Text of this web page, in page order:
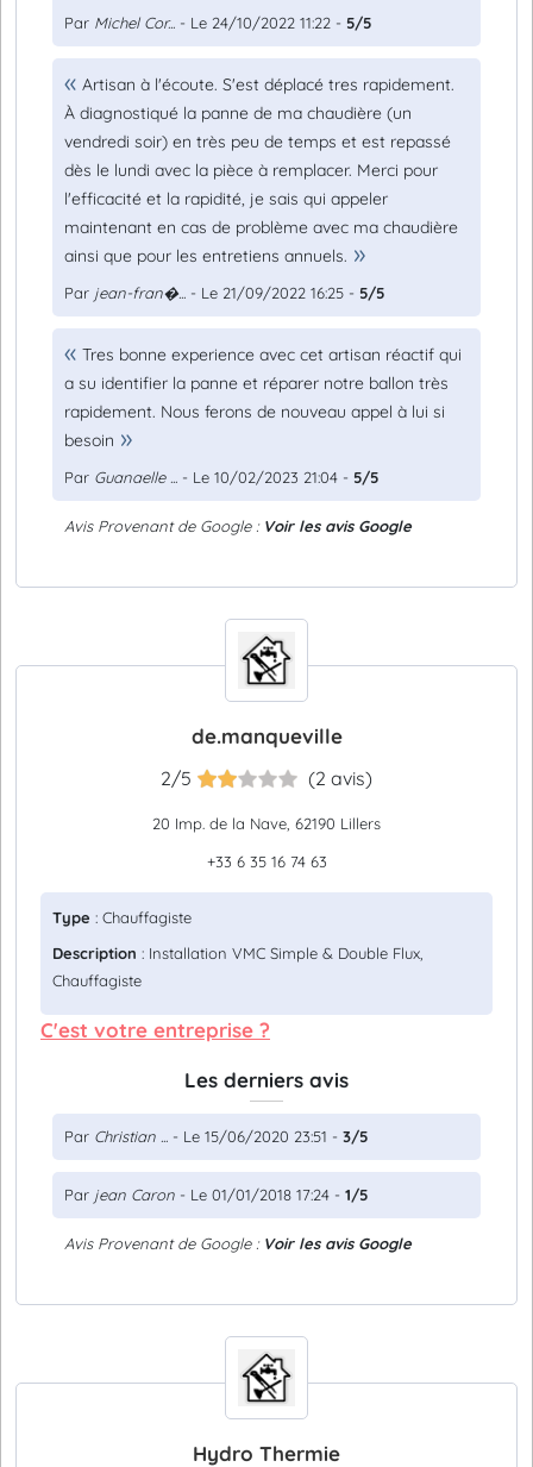
Par Michel Cor... - Le 24/10/2022 11:22 - 5/5
Artisan à l'écoute. S'est déplacé tres rapidement.
À diagnostiqué la panne de ma chaudière (un
vendredi soir) en très peu de temps et est repassé
dès le lundi avec la pièce à remplacer. Merci pour
l'efficacité et la rapidité, je sais qui appeler
maintenant en cas de problème avec ma chaudière
ainsi que pour les entretiens annuels.
Par jean-fran�... - Le 21/09/2022 16:25 - 5/5
Tres bonne experience avec cet artisan réactif qui
a su identifier la panne et réparer notre ballon très
rapidement. Nous ferons de nouveau appel à lui si
besoin
Par Guanaelle ... - Le 10/02/2023 21:04 - 5/5
Avis Provenant de Google : Voir les avis Google
de.manqueville
2/5 (2 avis)
20 Imp. de la Nave, 62190 Lillers
+33 6 35 16 74 63
Type : Chauffagiste
Description : Installation VMC Simple & Double Flux,
Chauffagiste
C'est votre entreprise ?
Les derniers avis
Par Christian ... - Le 15/06/2020 23:51 - 3/5
Par jean Caron - Le 01/01/2018 17:24 - 1/5
Avis Provenant de Google : Voir les avis Google
Hydro Thermie